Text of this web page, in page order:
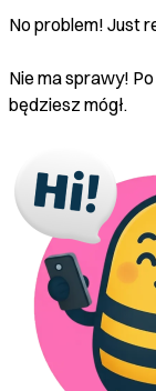
No problem! Just
Nie ma sprawy!
będziesz mógł.